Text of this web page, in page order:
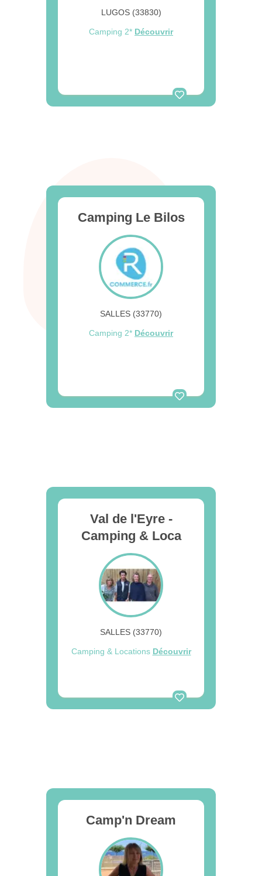
LUGOS (33830)
Camping 2* Découvrir
Camping Le Bilos
SALLES (33770)
Camping 2* Découvrir
Val de l'Eyre -
Camping & Loca
SALLES (33770)
Camping & Locations Découvrir
Camp'n Dream